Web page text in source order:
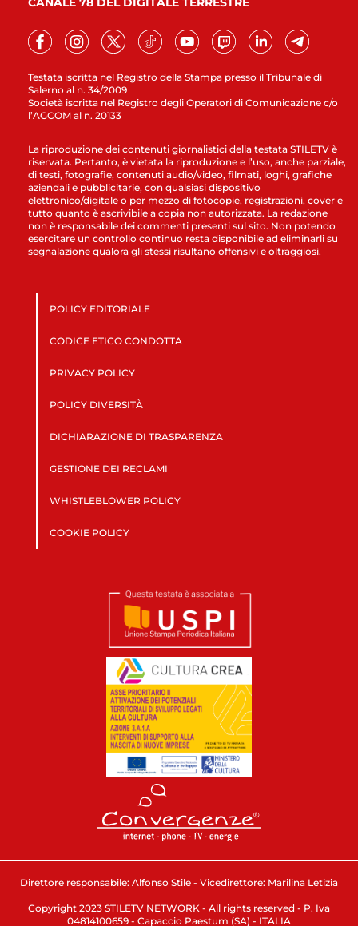
Testata iscritta nel Registro della Stampa presso il Tribunale di
Salerno al n. 34/2009
Società iscritta nel Registro degli Operatori di Comunicazione c/o
l’AGCOM al n. 20133
La riproduzione dei contenuti giornalistici della testata STILETV è
riservata. Pertanto, è vietata la riproduzione e l’uso, anche parziale,
di testi, fotografie, contenuti audio/video, filmati, loghi, grafiche
aziendali e pubblicitarie, con qualsiasi dispositivo
elettronico/digitale o per mezzo di fotocopie, registrazioni, cover e
tutto quanto è ascrivibile a copia non autorizzata. La redazione
non è responsabile dei commenti presenti sul sito. Non potendo
esercitare un controllo continuo resta disponibile ad eliminarli su
segnalazione qualora gli stessi risultano offensivi e oltraggiosi.
POLICY EDITORIALE
CODICE ETICO CONDOTTA
PRIVACY POLICY
POLICY DIVERSITÀ
DICHIARAZIONE DI TRASPARENZA
GESTIONE DEI RECLAMI
WHISTLEBLOWER POLICY
COOKIE POLICY
Direttore responsabile: Alfonso Stile - Vicedirettore: Marilina Letizia
Copyright 2023 STILETV NETWORK - All rights reserved - P. Iva
04814100659 - Capaccio Paestum (SA) - ITALIA